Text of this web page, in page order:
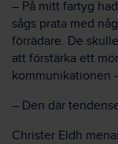
– På mitt fartyg
sågs prata med
förrädare. De
att förstärka ett
kommunikationen
– Den där
Christer Eldh